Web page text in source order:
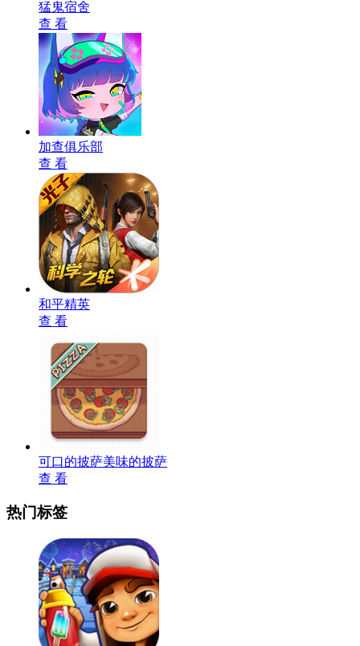
猛鬼宿舍
查 看
加查俱乐部
查 看
和平精英
查 看
可口的披萨美味的披萨
查 看
热门标签